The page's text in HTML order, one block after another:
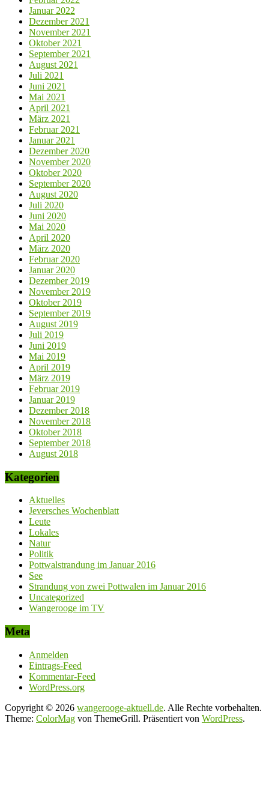
Januar 2022
Dezember 2021
November 2021
Oktober 2021
September 2021
August 2021
Juli 2021
Juni 2021
Mai 2021
April 2021
März 2021
Februar 2021
Januar 2021
Dezember 2020
November 2020
Oktober 2020
September 2020
August 2020
Juli 2020
Juni 2020
Mai 2020
April 2020
März 2020
Februar 2020
Januar 2020
Dezember 2019
November 2019
Oktober 2019
September 2019
August 2019
Juli 2019
Juni 2019
Mai 2019
April 2019
März 2019
Februar 2019
Januar 2019
Dezember 2018
November 2018
Oktober 2018
September 2018
August 2018
Kategorien
Aktuelles
Jeversches Wochenblatt
Leute
Lokales
Natur
Politik
Pottwalstrandung im Januar 2016
See
Strandung von zwei Pottwalen im Januar 2016
Uncategorized
Wangerooge im TV
Meta
Anmelden
Eintrags-Feed
Kommentar-Feed
WordPress.org
Copyright © 2026 wangerooge-aktuell.de. Alle Rechte vorbehalten.
Theme: ColorMag von ThemeGrill. Präsentiert von WordPress.